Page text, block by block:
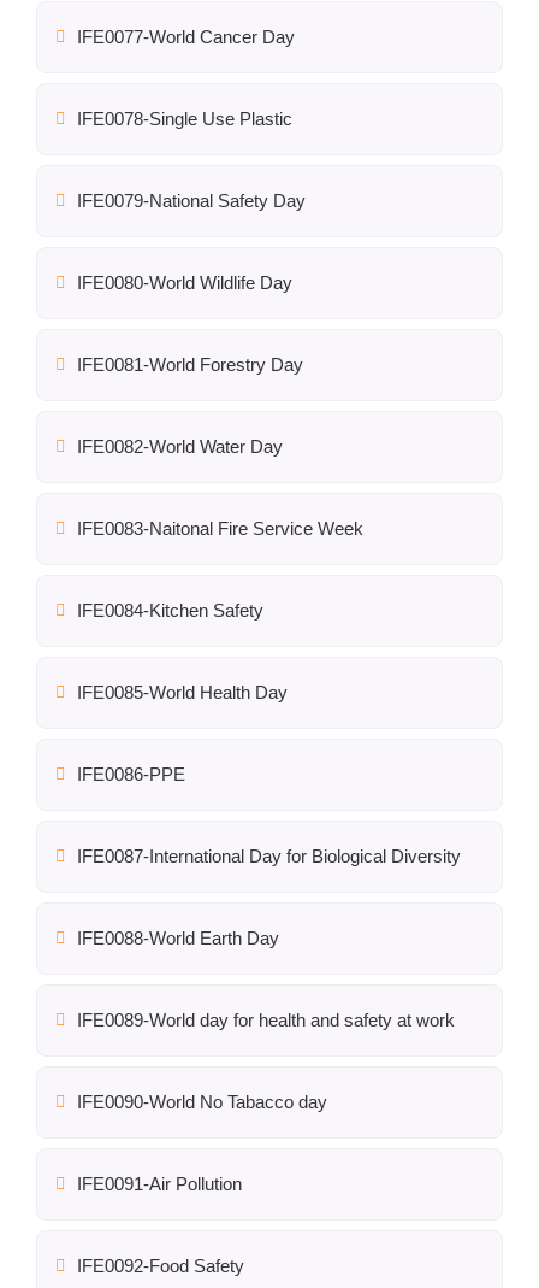
IFE0077-World Cancer Day
IFE0078-Single Use Plastic
IFE0079-National Safety Day
IFE0080-World Wildlife Day
IFE0081-World Forestry Day
IFE0082-World Water Day
IFE0083-Naitonal Fire Service Week
IFE0084-Kitchen Safety
IFE0085-World Health Day
IFE0086-PPE
IFE0087-International Day for Biological Diversity
IFE0088-World Earth Day
IFE0089-World day for health and safety at work
IFE0090-World No Tabacco day
IFE0091-Air Pollution
IFE0092-Food Safety